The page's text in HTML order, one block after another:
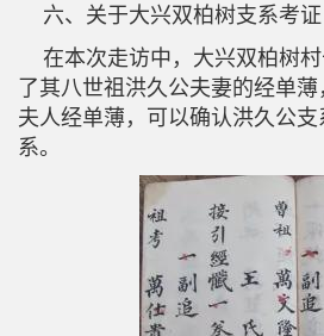
六、关于大兴双柏树支系考证
在本次走访中，大兴双柏树
了其八世祖洪久公夫妻的经单
夫人经单薄，可以确认洪久公
系。